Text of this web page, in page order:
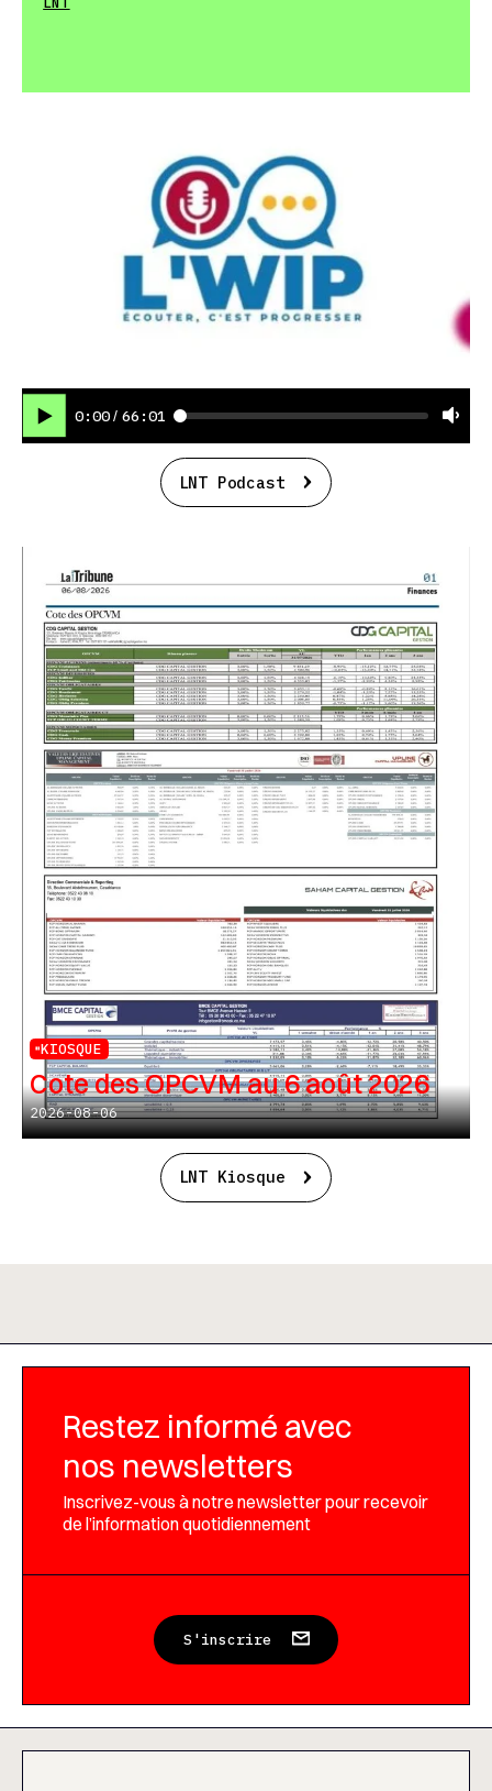
0:00 / 66:01
LNT Podcast
KIOSQUE
Cote des OPCVM au 6 août 2026
2026-08-06
LNT Kiosque
Restez informé avec
nos newsletters
Inscrivez-vous à notre newsletter pour recevoir
de l’information quotidiennement
S'inscrire